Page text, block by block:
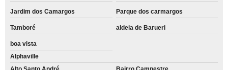
Jardim dos Camargos Parque dos carmargos
Tamboré aldeia de Barueri
boa vista
Alphaville